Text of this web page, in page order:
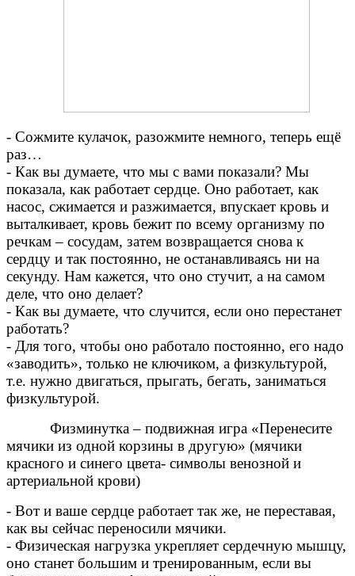
- Сожмите кулачок, разожмите немного, теперь ещё
раз…
- Как вы думаете, что мы с вами показали? Мы
показала, как работает сердце. Оно работает, как
насос, сжимается и разжимается, впускает кровь и
выталкивает, кровь бежит по всему организму по
речкам – сосудам, затем возвращается снова к
сердцу и так постоянно, не останавливаясь ни на
секунду. Нам кажется, что оно стучит, а на самом
деле, что оно делает?
- Как вы думаете, что случится, если оно перестанет
работать?
- Для того, чтобы оно работало постоянно, его надо
«заводить», только не ключиком, а физкультурой,
т.е. нужно двигаться, прыгать, бегать, заниматься
физкультурой.
Физминутка – подвижная игра «Перенесите
мячики из одной корзины в другую» (мячики
красного и синего цвета- символы венозной и
артериальной крови)
- Вот и ваше сердце работает так же, не переставая,
как вы сейчас переносили мячики.
- Физическая нагрузка укрепляет сердечную мышцу,
оно станет большим и тренированным, если вы